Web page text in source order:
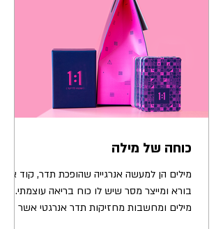
כוחה של מילה
מילים הן למעשה אנרגייה שהופכת תדר, קוד
בורא ומייצר מסר שיש לו כוח בריאה עוצמתי.
מילים ומחשבות מחזיקות תדר אנרגטי אשר